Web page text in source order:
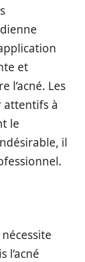
et
l’acné. Les
attentifs à
le
il
l’acné